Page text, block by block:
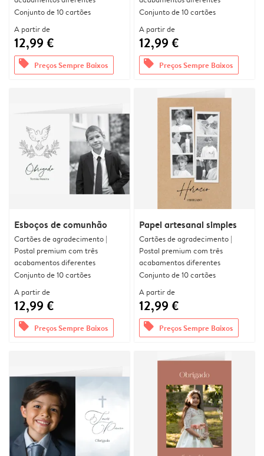
Conjunto de 10 cartões
A partir de
12,99 €
offers Preços Sempre Baixos
Conjunto de 10 cartões
A partir de
12,99 €
offers Preços Sempre Baixos
Esboços de comunhão
Cartões de agradecimento |
Postal premium com três
acabamentos diferentes
Conjunto de 10 cartões
A partir de
12,99 €
offers Preços Sempre Baixos
Papel artesanal simples
Cartões de agradecimento |
Postal premium com três
acabamentos diferentes
Conjunto de 10 cartões
A partir de
12,99 €
offers Preços Sempre Baixos